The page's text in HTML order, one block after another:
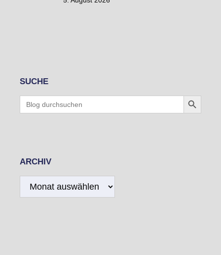
SUCHE
Search
for:
Search Button
ARCHIV